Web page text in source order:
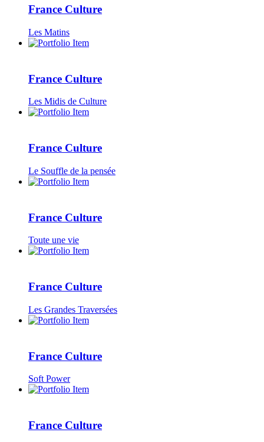
France Culture
Les Matins
France Culture
Les Midis de Culture
France Culture
Le Souffle de la pensée
France Culture
Toute une vie
France Culture
Les Grandes Traversées
France Culture
Soft Power
France Culture